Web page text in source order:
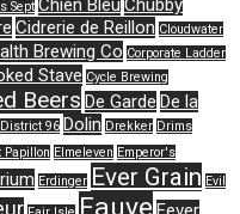
Sept Chien Bleu Chubby
Cidrerie de Reillon Cloudwater
Brewing Co Corporate Ladder
Stave Cycle Brewing
Beers De Garde De la
District 96 Dolin Drekker Drims
Papillon Elmeleven Emperor's
Erdinger Ever Grain Evil
Fauve